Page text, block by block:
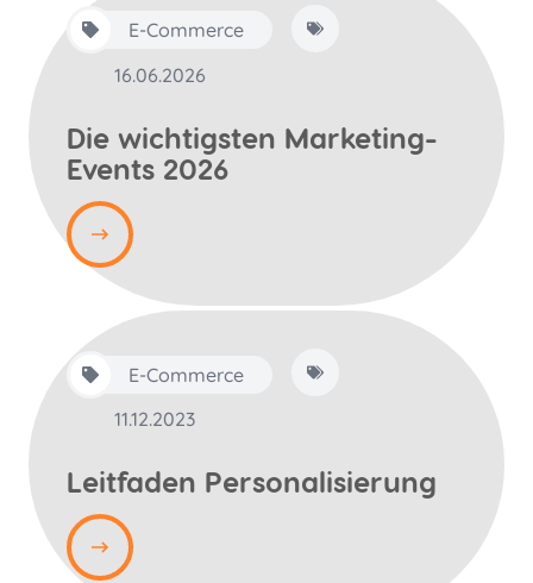
E-Commerce
16.06.2026
Die wichtigsten Marketing-
Events 2026
E-Commerce
11.12.2023
Leitfaden Personalisierung